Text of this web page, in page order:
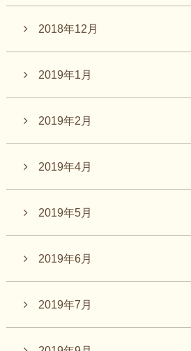
2018年12月
2019年1月
2019年2月
2019年4月
2019年5月
2019年6月
2019年7月